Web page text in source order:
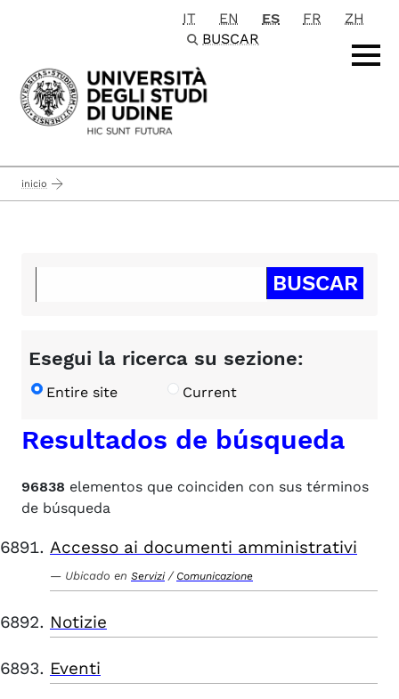
Passa al contenuto principale
IT EN ES FR
ZH
BUSCAR
inicio
Esegui la ricerca su sezione:
Entire site Current
Resultados de búsqueda
96838 elementos que coinciden con sus términos
de búsqueda
Accesso ai documenti amministrativi
Ubicado en Servizi / Comunicazione
Notizie
Eventi